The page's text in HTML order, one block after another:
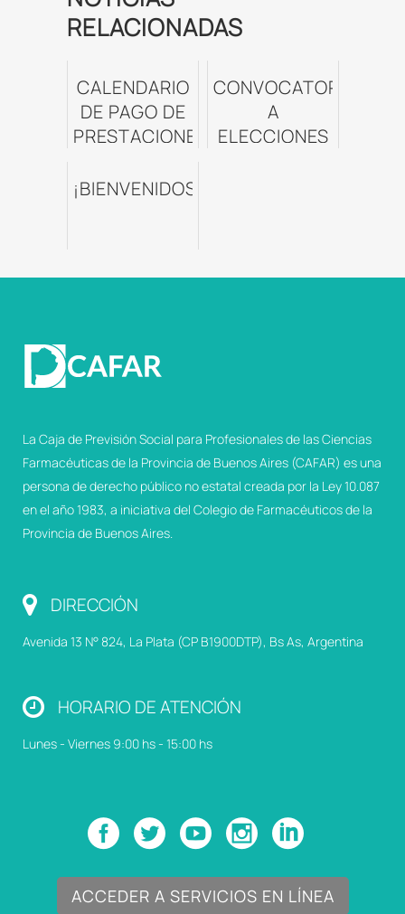
RELACIONADAS
CALENDARIO
DE PAGO DE
PRESTACIONES
CONVOCATORIA
A
ELECCIONES
¡BIENVENIDOS!
La Caja de Previsión Social para Profesionales de las Ciencias
Farmacéuticas de la Provincia de Buenos Aires (CAFAR) es una
persona de derecho público no estatal creada por la Ley 10.087
en el año 1983, a iniciativa del Colegio de Farmacéuticos de la
Provincia de Buenos Aires.
DIRECCIÓN
Avenida 13 N° 824, La Plata (CP B1900DTP), Bs As, Argentina
HORARIO DE ATENCIÓN
Lunes - Viernes 9:00 hs - 15:00 hs
ACCEDER A SERVICIOS EN LÍNEA